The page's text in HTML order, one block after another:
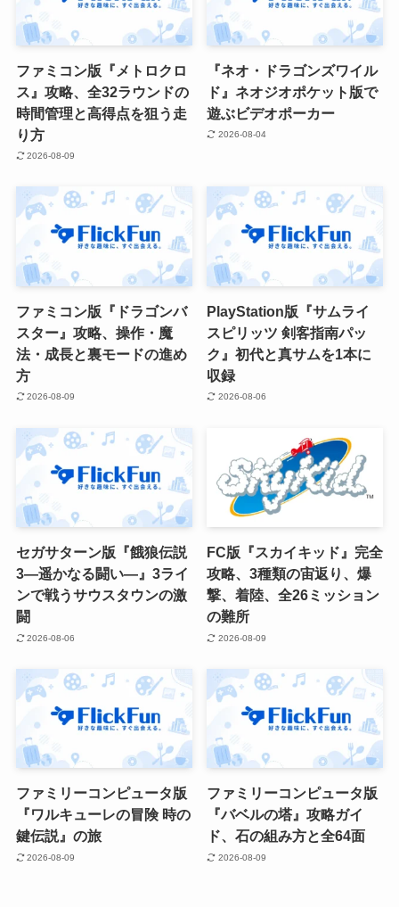
ファミコン版『メトロクロ
ス』攻略、全32ラウンドの
時間管理と高得点を狙う走
り方
2026-08-09
『ネオ・ドラゴンズワイル
ド』ネオジオポケット版で
遊ぶビデオポーカー
2026-08-04
ファミコン版『ドラゴンバ
スター』攻略、操作・魔
法・成長と裏モードの進め
方
2026-08-09
PlayStation版『サムライ
スピリッツ 剣客指南パッ
ク』初代と真サムを1本に
収録
2026-08-06
セガサターン版『餓狼伝説
3―遥かなる闘い―』3ライ
ンで戦うサウスタウンの激
闘
2026-08-06
FC版『スカイキッド』完全
攻略、3種類の宙返り、爆
撃、着陸、全26ミッション
の難所
2026-08-09
ファミリーコンピュータ版
『ワルキューレの冒険 時の
鍵伝説』の旅
2026-08-09
ファミリーコンピュータ版
『バベルの塔』攻略ガイ
ド、石の組み方と全64面
2026-08-09